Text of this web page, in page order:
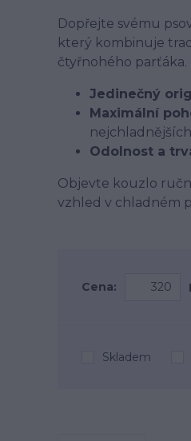
Dopřejte svému
který kombinuje
čtyřnohého parťáka.
Jedinečný
Maximální
Odolnost a
Objevte kouzlo
vzhled v chladném
Cena:
Skladem